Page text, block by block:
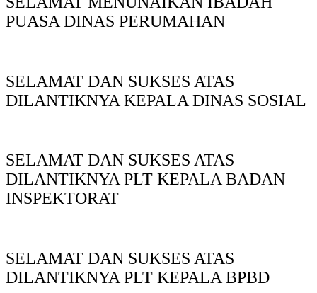
PUASA DINAS PERUMAHAN
SELAMAT DAN SUKSES ATAS
DILANTIKNYA KEPALA DINAS SOSIAL
SELAMAT DAN SUKSES ATAS
DILANTIKNYA PLT KEPALA BADAN
INSPEKTORAT
SELAMAT DAN SUKSES ATAS
DILANTIKNYA PLT KEPALA BPBD